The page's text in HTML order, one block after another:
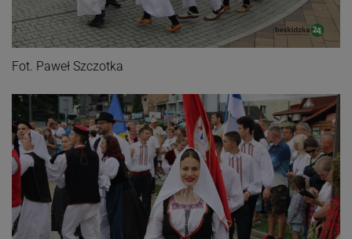
Fot. Paweł Szczotka